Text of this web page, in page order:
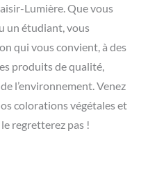
Lumière. Que vous
un étudiant, vous
qui vous convient, à des
produits de qualité,
l’environnement. Venez
colorations végétales et
regretterez pas !